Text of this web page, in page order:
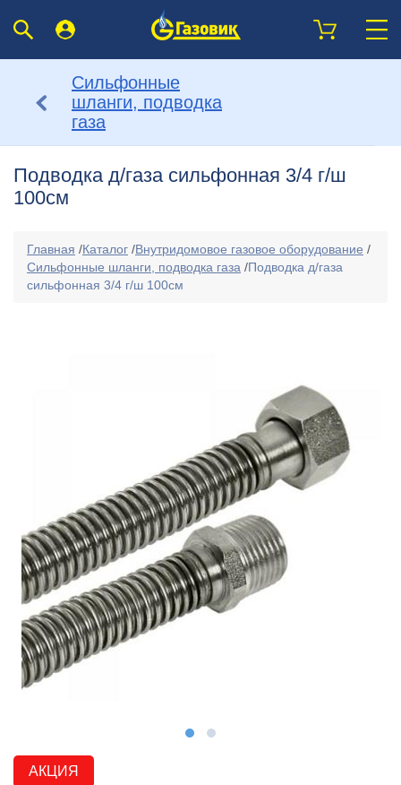
Сильфонные
шланги, подводка
газа
Подводка д/газа сильфонная 3/4 г/ш
100см
Главная /Каталог /Внутридомовое газовое оборудование /
Сильфонные шланги, подводка газа /Подводка д/газа
сильфонная 3/4 г/ш 100см
АКЦИЯ